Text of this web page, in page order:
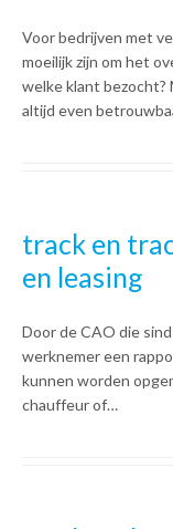
Voor bedrijven met
moeilijk zijn om het
welke klant bezocht?
altijd even
track en
en leasing
Door de CAO die
werknemer een
kunnen worden
chauffeur of…